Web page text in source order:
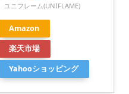
ユニフレーム(UNIFLAME)
Amazon
楽天市場
Yahooショッピング